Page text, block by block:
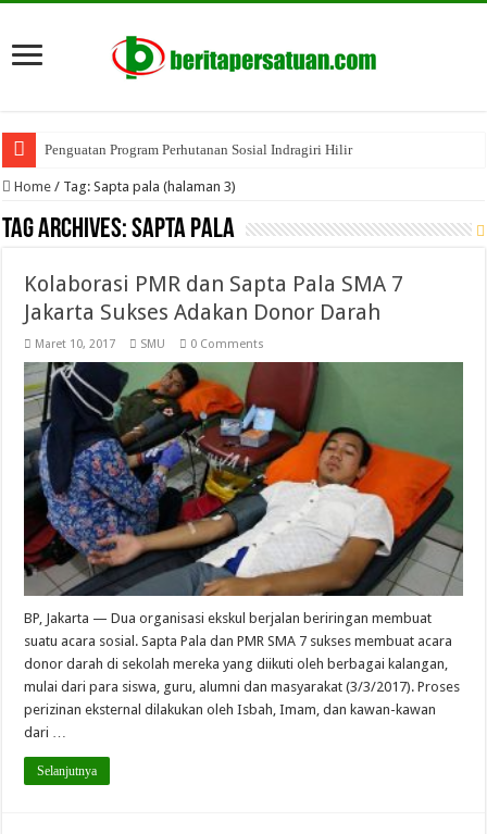
Penguatan Program Perhutanan Sosial Indragiri Hilir
Home / Tag:Sapta pala (halaman 3)
Tag Archives:Sapta pala
Kolaborasi PMR dan Sapta Pala SMA 7
Jakarta Sukses Adakan Donor Darah
Maret 10, 2017 SMU 0 Comments
BP, Jakarta — Dua organisasi ekskul berjalan beriringan membuat
suatu acara sosial. Sapta Pala dan PMR SMA 7 sukses membuat acara
donor darah di sekolah mereka yang diikuti oleh berbagai kalangan,
mulai dari para siswa, guru, alumni dan masyarakat (3/3/2017). Proses
perizinan eksternal dilakukan oleh Isbah, Imam, dan kawan-kawan
dari …
Selanjutnya